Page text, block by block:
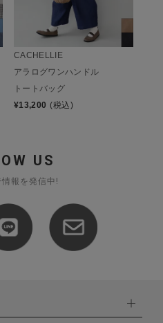
CACHELLIE
アラログワンハンドル
トートバッグ
¥13,200 (税込)
US
報を発信中!